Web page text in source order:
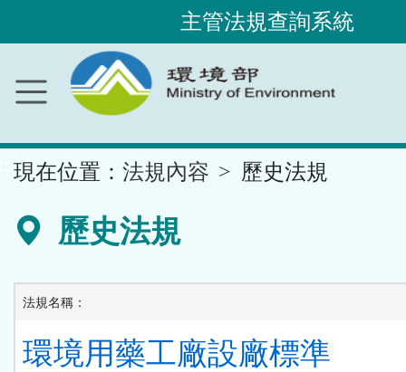
內
容
主管法規查詢系統
現在位置： 法規內容 歷史法規
歷史法規
法規名稱：
環境用藥工廠設廠標準